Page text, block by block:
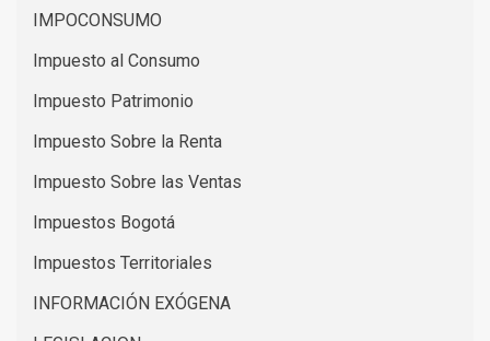
IMPOCONSUMO
Impuesto al Consumo
Impuesto Patrimonio
Impuesto Sobre la Renta
Impuesto Sobre las Ventas
Impuestos Bogotá
Impuestos Territoriales
INFORMACIÓN EXÓGENA